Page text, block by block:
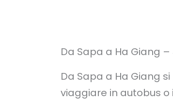
Da Sapa a Ha Giang
Da Sapa a Ha Giang
viaggiare in autobus